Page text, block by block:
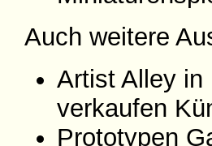
Auch weitere
Artist Alley in
verkaufen
Prototypen